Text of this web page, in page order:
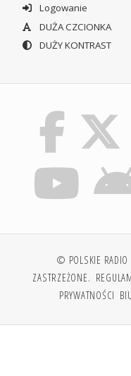
Logowanie
DUŻA CZCIONKA
DUŻY KONTRAST
© POLSKIE RADIO
ZASTRZEŻONE.
PRYWATNOŚCI